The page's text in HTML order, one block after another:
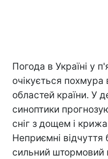
Погода в Україні у
очікується похмура
областей країни. У
синоптики
сніг з дощем і
Неприємні
сильний штормовий